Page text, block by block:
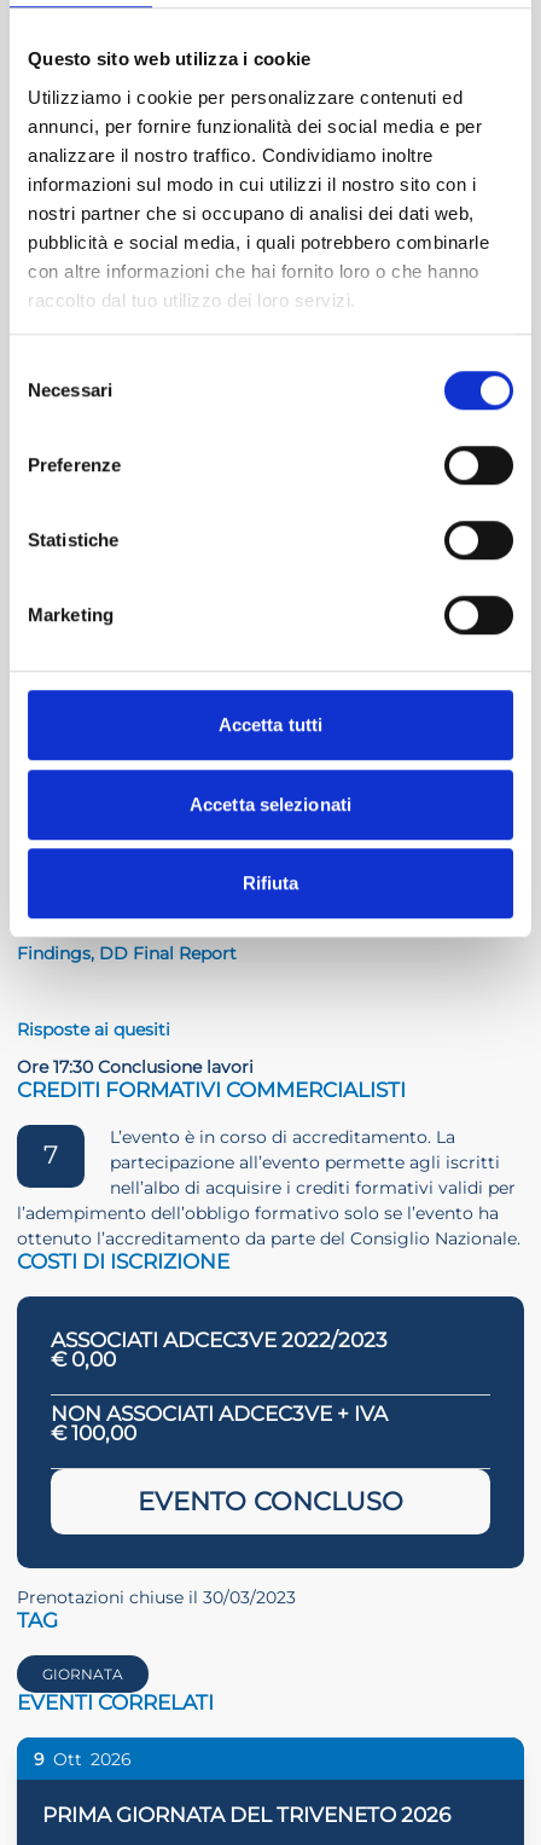
Questo sito web utilizza i cookie
Utilizziamo i cookie per personalizzare contenuti ed
annunci, per fornire funzionalità dei social media e per
analizzare il nostro traffico. Condividiamo inoltre
informazioni sul modo in cui utilizzi il nostro sito con i
nostri partner che si occupano di analisi dei dati web,
pubblicità e social media, i quali potrebbero combinarle
con altre informazioni che hai fornito loro o che hanno
raccolto dal tuo utilizzo dei loro servizi.
delNecessari
Preferenze
Statistiche
Marketing
Accetta tutti
Accetta selezionati
Rifiuta
Verifica del contenzioso in essere e potenziale
Stefano Dal Monte – Mixa Srl
Sviluppa progetti di consulenza e formazione tecnica su
Quality & Organization, Industry, Safety & Security,
Sustainability
Valutazione conformità legislativa in materia
Valutazione e verifica della conformità di macchine,
Analisi consumi ed efficienza energetica
ambiente, sicurezza ed energia e del loro livello di
implementazione
Dott. Tommaso Compiani – TZ&A Studio Associato
Dottore commercialista, consulente senior in ambito di
significativa esperienza in materia di operazioni
straordinarie con controparti internazionali
Findings, DD Final Report
Risposte ai quesiti
Ore 17:30 Conclusione lavori
CREDITI FORMATIVI COMMERCIALISTI
7
L’evento è in corso di accreditamento. La
partecipazione all’evento permette agli iscritti
nell’albo di acquisire i crediti formativi validi per
l’adempimento dell’obbligo formativo solo se l’evento ha
ottenuto l’accreditamento da parte del Consiglio Nazionale.
COSTI DI ISCRIZIONE
ASSOCIATI ADCEC3VE 2022/2023
€ 0,00
NON ASSOCIATI ADCEC3VE + IVA
€ 100,00
EVENTO CONCLUSO
Prenotazioni chiuse il 30/03/2023
TAG
GIORNATA
EVENTI CORRELATI
9 Ott 2026
PRIMA GIORNATA DEL TRIVENETO 2026